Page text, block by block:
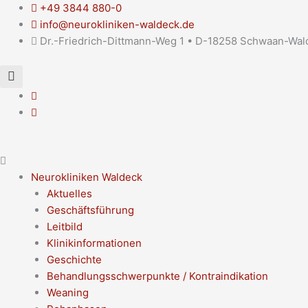
Zum
Inhalt
springen
+49 3844 880-0
info@neurokliniken-waldeck.de
Dr.-Friedrich-Dittmann-Weg 1 • D-18258 Schwaan-
Main
Menu
Neurokliniken Waldeck
Aktuelles
Geschäftsführung
Leitbild
Klinikinformationen
Geschichte
Behandlungsschwerpunkte / Kontraindikation
Weaning
Flyout
Menu
Main
Menu